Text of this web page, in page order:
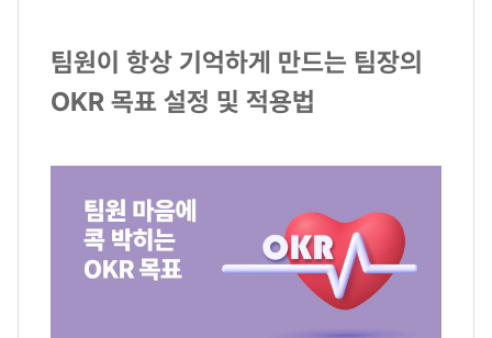
팀원이 항상 기억하게 만드는 팀장의
OKR 목표 설정 및 적용법